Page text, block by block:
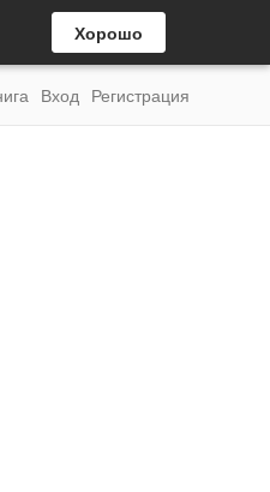
Хорошо
Вход Регистрация